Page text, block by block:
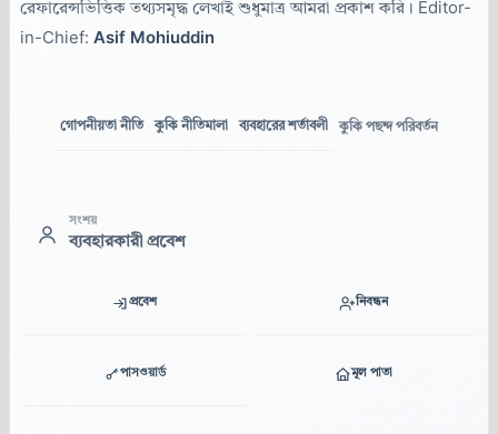
রেফারেন্সভিত্তিক তথ্যসমৃদ্ধ লেখাই শুধুমাত্র আমরা প্রকাশ করি। Editor-
in-Chief: Asif Mohiuddin
গোপনীয়তা নীতি কুকি নীতিমালা ব্যবহারের শর্তাবলী কুকি পছন্দ পরিবর্তন
সংশয়
ব্যবহারকারী প্রবেশ
প্রবেশ নিবন্ধন
পাসওয়ার্ড মূল পাতা